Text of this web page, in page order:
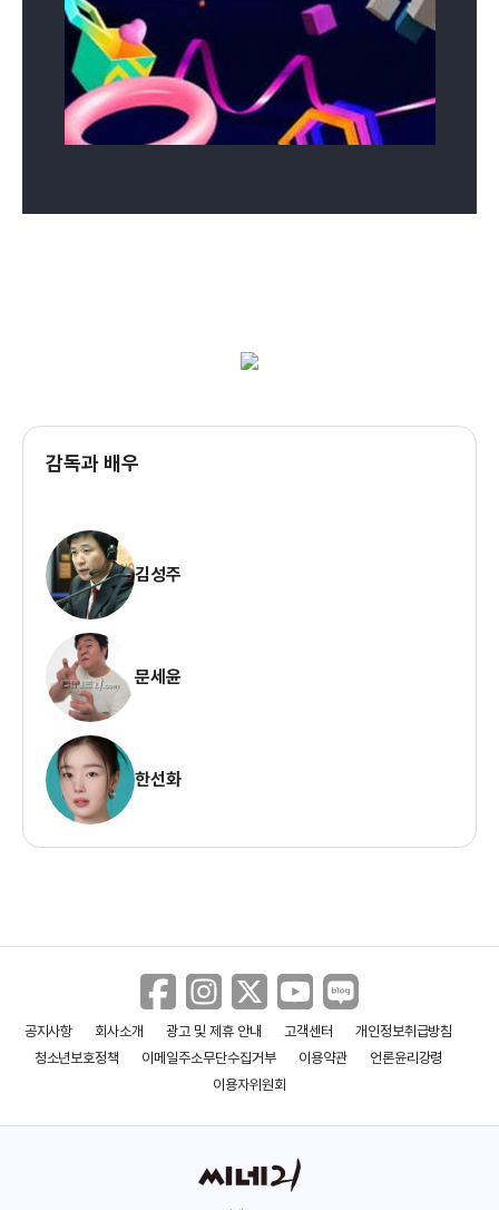
감독과 배우
김성주
문세윤
한선화
공지사항 회사소개 광고 및 제휴 안내 고객센터
개인정보취급방침
청소년보호정책
이메일주소무단수집거부 이용약관
언론윤리강령
이용자위원회